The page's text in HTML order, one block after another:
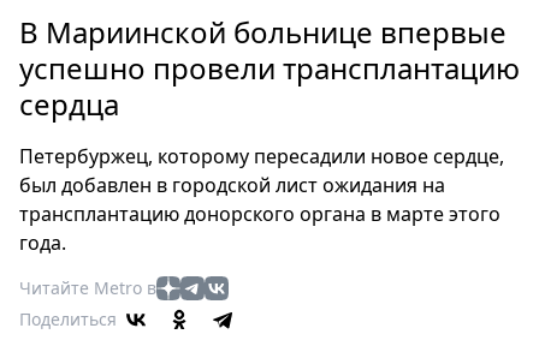
Россия
Мир
Здоровье
Туризм
Мода
Кино
Афиша
Книги
В Мариинской больнице впервые
успешно провели трансплантацию
сердца
Петербуржец, которому пересадили новое сердце,
был добавлен в городской лист ожидания на
трансплантацию донорского органа в марте этого
года.
Читайте Metro в
Поделиться